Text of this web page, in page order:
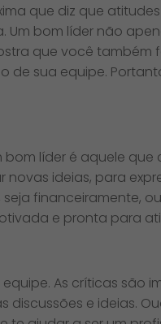
que diz que
bom líder não
que você também
sua equipe.
líder é aquele que
ideias, para
financeiramente,
e pronta para
As críticas são
e ideias.